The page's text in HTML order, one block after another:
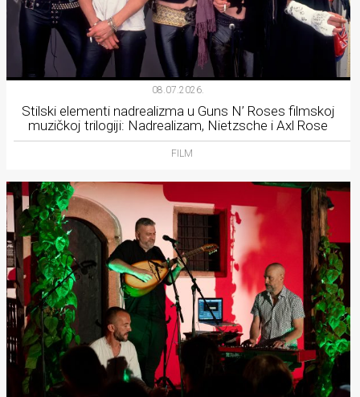
08.07.2026.
Stilski elementi nadrealizma u Guns N’ Roses filmskoj
muzičkoj trilogiji: Nadrealizam, Nietzsche i Axl Rose
FILM